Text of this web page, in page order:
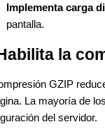
Implementa carga
pantalla.
la
GZIP
La mayoría de
del servidor.